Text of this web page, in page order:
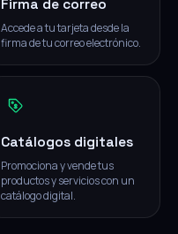
Firma de correo
Accede a tu tarjeta desde la
firma de tu correo electrónico.
Catálogos digitales
Promociona y vende tus
productos y servicios con un
catálogo digital.